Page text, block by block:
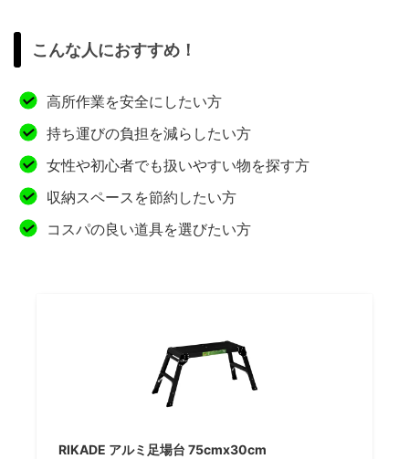
こんな人におすすめ！
高所作業を安全にしたい方
持ち運びの負担を減らしたい方
女性や初心者でも扱いやすい物を探す方
収納スペースを節約したい方
コスパの良い道具を選びたい方
RIKADE アルミ足場台 75cmx30cm